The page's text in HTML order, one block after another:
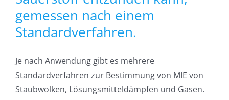
gemessen nach einem
Standardverfahren.
Je nach Anwendung gibt es mehrere
Standardverfahren zur Bestimmung von MIE von
Staubwolken, Lösungsmitteldämpfen und Gasen.